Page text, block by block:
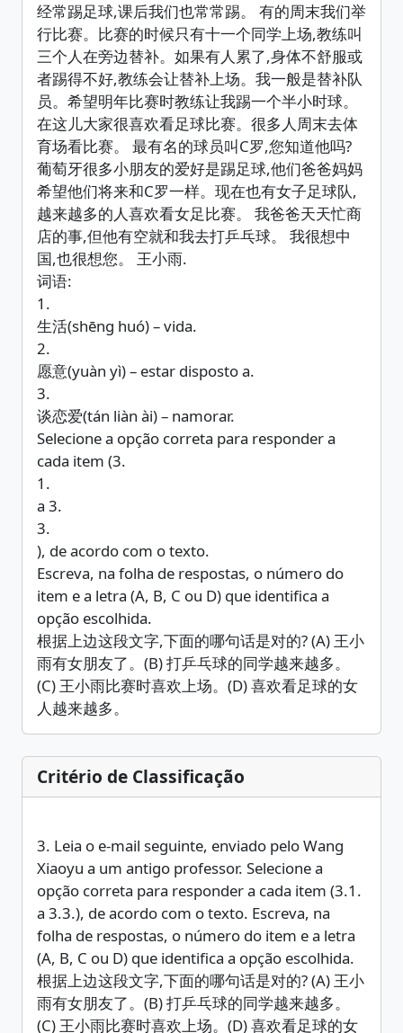
经常踢足球,课后我们也常常踢。 有的周末我们举
行比赛。比赛的时候只有十一个同学上场,教练叫
三个人在旁边替补。如果有人累了,身体不舒服或
者踢得不好,教练会让替补上场。我一般是替补队
员。希望明年比赛时教练让我踢一个半小时球。
在这儿大家很喜欢看足球比赛。很多人周末去体
育场看比赛。 最有名的球员叫C罗,您知道他吗?
葡萄牙很多小朋友的爱好是踢足球,他们爸爸妈妈
希望他们将来和C罗一样。现在也有女子足球队,
越来越多的人喜欢看女足比赛。 我爸爸天天忙商
店的事,但他有空就和我去打乒乓球。 我很想中
国,也很想您。 王小雨.
词语:
1.
生活(shēng huó) – vida.
2.
愿意(yuàn yì) – estar disposto a.
3.
谈恋爱(tán liàn ài) – namorar.
Selecione a opção correta para responder a
cada item (3.
1.
a 3.
3.
), de acordo com o texto.
Escreva, na folha de respostas, o número do
item e a letra (A, B, C ou D) que identifica a
opção escolhida.
根据上边这段文字,下面的哪句话是对的? (A) 王小
雨有女朋友了。(B) 打乒乓球的同学越来越多。
(C) 王小雨比赛时喜欢上场。(D) 喜欢看足球的女
人越来越多。
Critério de Classificação
3. Leia o e-mail seguinte, enviado pelo Wang
Xiaoyu a um antigo professor. Selecione a
opção correta para responder a cada item (3.1.
a 3.3.), de acordo com o texto. Escreva, na
folha de respostas, o número do item e a letra
(A, B, C ou D) que identifica a opção escolhida.
根据上边这段文字,下面的哪句话是对的? (A) 王小
雨有女朋友了。(B) 打乒乓球的同学越来越多。
(C) 王小雨比赛时喜欢上场。(D) 喜欢看足球的女